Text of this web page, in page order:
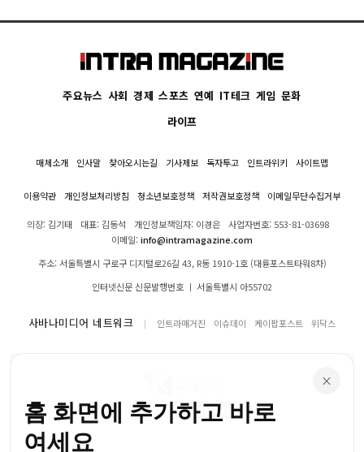
주요뉴스 사회 경제 스포츠 연예 IT테크 게임 문화
라이프
매체소개 인사말 찾아오시는길 기사제보 독자투고 인트라위키 사이트맵
이용약관 개인정보처리방침 청소년보호정책 저작권보호정책 이메일무단수집거부
의장: 김기태 대표: 김동석 개인정보책임자: 이경은
사업자번호: 553-81-03698
이메일:info@intramagazine.com
주소: 서울특별시 구로구 디지털로26길 43, R동 1910-1호 (대륭포스트타워8차)
인터넷신문 신문발행번호 ㅣ 서울특별시 아55702
사바나미디어 네트워크 인트라매거진 이슈데이 케이팝포스트 위닥스
×
홈 화면에 추가하고 바로
여세요